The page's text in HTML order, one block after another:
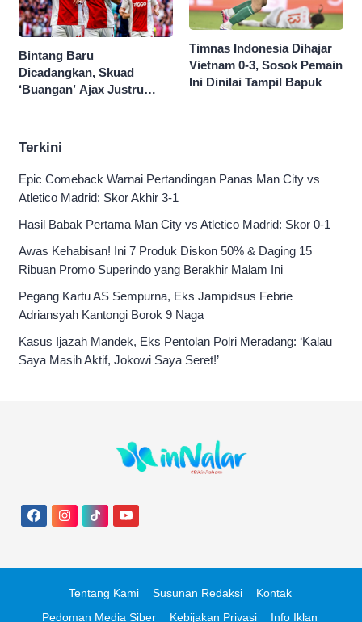
Bintang Baru
Dicadangkan, Skuad
‘Buangan’ Ajax Justru
Timnas Indonesia Dihajar
Vietnam 0-3, Sosok Pemain
Ini Dinilai Tampil Bapuk
Terkini
Epic Comeback Warnai Pertandingan Panas Man City vs
Atletico Madrid: Skor Akhir 3-1
Hasil Babak Pertama Man City vs Atletico Madrid: Skor 0-1
Awas Kehabisan! Ini 7 Produk Diskon 50% & Daging 15
Ribuan Promo Superindo yang Berakhir Malam Ini
Pegang Kartu AS Sempurna, Eks Jampidsus Febrie
Adriansyah Kantongi Borok 9 Naga
Kasus Ijazah Mandek, Eks Pentolan Polri Meradang: ‘Kalau
Saya Masih Aktif, Jokowi Saya Seret!’
Tentang Kami Susunan Redaksi
Kontak
Pedoman Media Siber
Kebijakan Privasi Info Iklan